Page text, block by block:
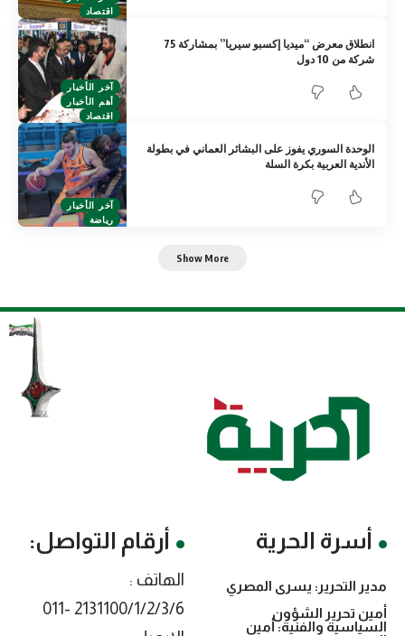
اقتصاد
آخر الأخبار
أهم الأخبار
اقتصاد
انطلاق معرض “ميديا إكسبو سيريا” بمشاركة 75
شركة من 10 دول
آخر الأخبار
رياضة
الوحدة السوري يفوز على البشائر العماني في بطولة
الأندية العربية بكرة السلة
Show More
أسرة الحرية
مدير التحرير: يسرى المصري
أمين تحرير الشؤون
السياسية والفنية: أمين
أرقام التواصل:
الهاتف :
2131100/1/2/3/6 -011